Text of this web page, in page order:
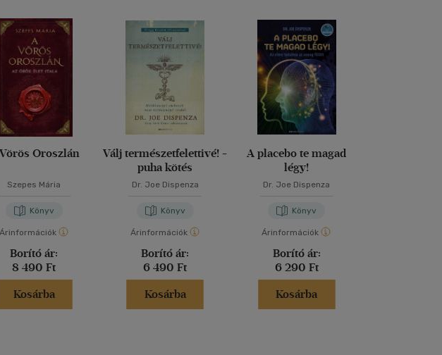
Oroszlán
Szepes Mária
Könyv
Árinformációk
Borító ár:
8 490 Ft
Kosárba
Válj természetfelettivé! -
puha kötés
Dr. Joe Dispenza
Könyv
Árinformációk
Borító ár:
6 490 Ft
Kosárba
A placebo te magad
légy!
Dr. Joe Dispenza
Könyv
Árinformációk
Borító ár:
6 290 Ft
Kosárba